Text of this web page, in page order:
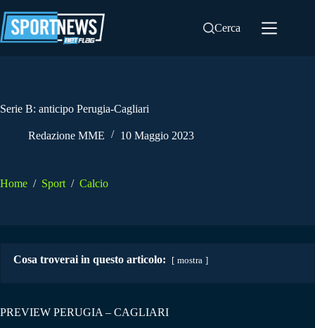
al
contenuto
Cerca
Serie B: anticipo Perugia-Cagliari
Redazione MME 10 Maggio 2023
Home / Sport / Calcio
Cosa troverai in questo articolo: mostra
PREVIEW PERUGIA – CAGLIARI